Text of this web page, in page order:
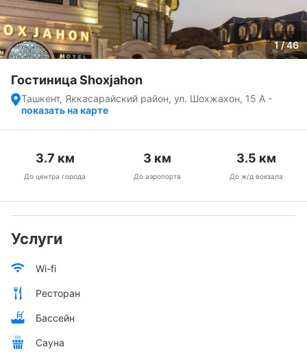
1 / 46
Гостиница Shoxjahon
Ташкент, Яккасарайский район, ул. Шохжахон, 15 А -
показать на карте
3.7 км
До центра города
3 км
До аэропорта
3.5 км
До ж/д вокзала
Услуги
Wi-fi
Ресторан
Бассейн
Сауна